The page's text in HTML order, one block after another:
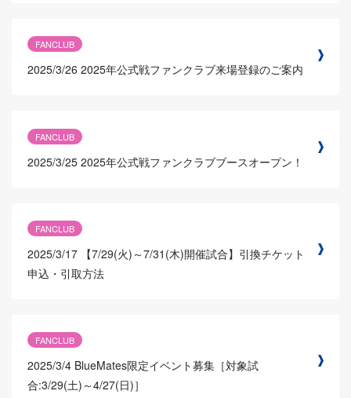
FANCLUB
2025/3/26 2025年公式戦ファンクラブ来場登録のご案内
FANCLUB
2025/3/25 2025年公式戦ファンクラブブースオープン！
FANCLUB
2025/3/17 【7/29(火)～7/31(木)開催試合】引換チケット
申込・引取方法
FANCLUB
2025/3/4 BlueMates限定イベント募集［対象試
合:3/29(土)～4/27(日)］